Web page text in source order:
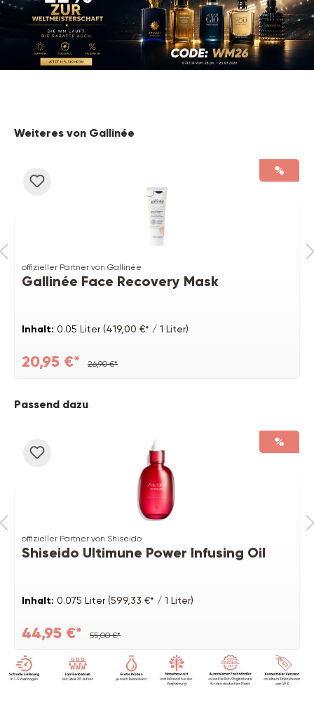
Produktgalerie überspringen
Weiteres von Gallinée
%
offizieller Partner von Gallinée
Gallinée Face Recovery Mask
Inhalt: 0.05 Liter(419,00 €* / 1 Liter)
20,95 €* 26,90 €*
Produktgalerie überspringen
Passend dazu
%
offizieller Partner von Shiseido
Shiseido Ultimune Power Infusing Oil
Inhalt: 0.075 Liter(599,33 €* / 1 Liter)
44,95 €* 55,00 €*